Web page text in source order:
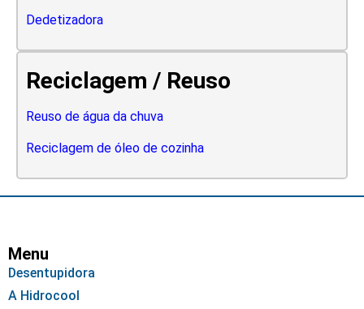
Dedetizadora
Reciclagem / Reuso
Reuso de água da chuva
Reciclagem de óleo de cozinha
Menu
Desentupidora
A Hidrocool